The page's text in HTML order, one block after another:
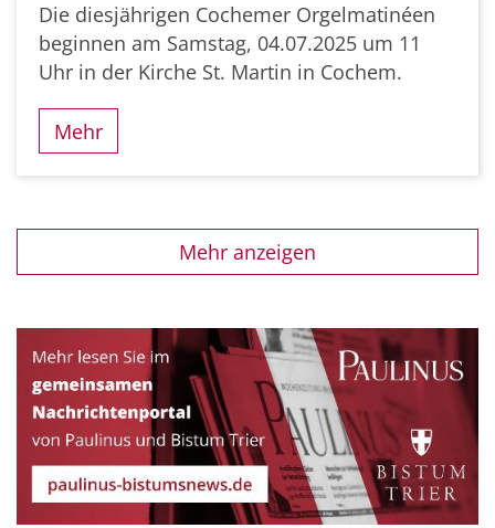
Die diesjährigen Cochemer Orgelmatinéen
beginnen am Samstag, 04.07.2025 um 11
Uhr in der Kirche St. Martin in Cochem.
Mehr
Mehr anzeigen